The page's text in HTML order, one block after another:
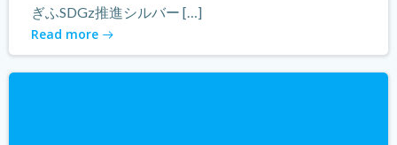
ぎふSDGz推進シルバー […]
Read more